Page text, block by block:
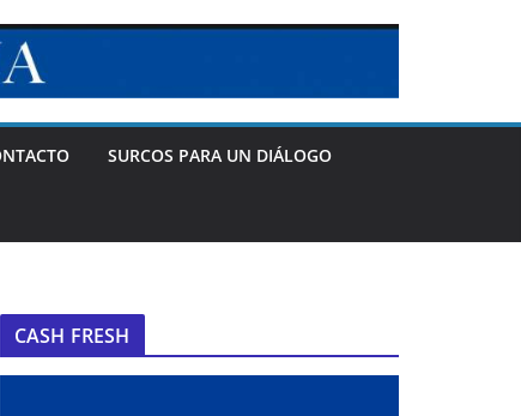
SURCOS PARA UN DIÁLOGO
CASH FRESH